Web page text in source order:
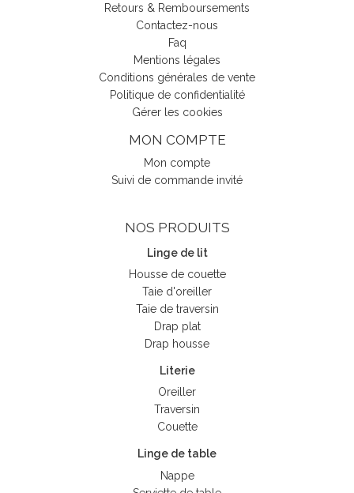
Retours & Remboursements
Contactez-nous
Faq
Mentions légales
Conditions générales de vente
Politique de confidentialité
Gérer les cookies
MON COMPTE
Mon compte
Suivi de commande invité
NOS PRODUITS
Linge de lit
Housse de couette
Taie d'oreiller
Taie de traversin
Drap plat
Drap housse
Literie
Oreiller
Traversin
Couette
Linge de table
Nappe